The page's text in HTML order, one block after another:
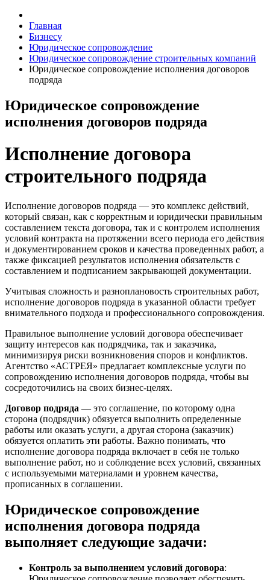
Главная
Бизнесу
Юридическое сопровождение
Юридическое сопровождение строительных компаний
Юридическое сопровождение исполнения договоров
подряда
Юридическое сопровождение
исполнения договоров подряда
Исполнение договора
строительного подряда
Исполнение договоров подряда — это комплекс действий,
который связан, как с корректным и юридически правильным
составлением текста договора, так и с контролем исполнения
условий контракта на протяжении всего периода его действия
и документированием сроков и качества проведенных работ, а
также фиксацией результатов исполнения обязательств с
составлением и подписанием закрывающей документации.
Учитывая сложность и разноплановость строительных работ,
исполнение договоров подряда в указанной области требует
внимательного подхода и профессионального сопровождения.
Правильное выполнение условий договора обеспечивает
защиту интересов как подрядчика, так и заказчика,
минимизируя риски возникновения споров и конфликтов.
Агентство «АСТРЕЯ» предлагает комплексные услуги по
сопровождению исполнения договоров подряда, чтобы вы
сосредоточились на своих бизнес-целях.
Договор подряда — это соглашение, по которому одна
сторона (подрядчик) обязуется выполнить определенные
работы или оказать услуги, а другая сторона (заказчик)
обязуется оплатить эти работы. Важно понимать, что
исполнение договора подряда включает в себя не только
выполнение работ, но и соблюдение всех условий, связанных
с используемыми материалами и уровнем качества,
прописанных в соглашении.
Юридическое сопровождение
исполнения договора подряда
выполняет следующие задачи:
Контроль за выполнением условий договора: